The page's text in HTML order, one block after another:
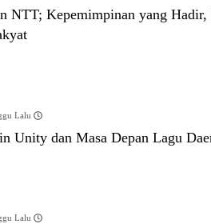
NTT; Kepemimpinan yang
Lalu
Unity dan Masa Depan Lagu
Lalu